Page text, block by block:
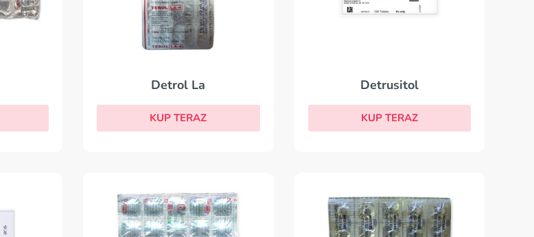
Detrol La
KUP TERAZ
Detrusitol
KUP TERAZ